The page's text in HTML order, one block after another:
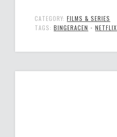
CATEGORY:FILMS & SERIES
TAGS:BINGERACEN •NETFLIX